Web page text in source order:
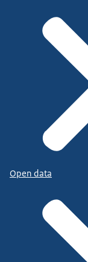
Open data